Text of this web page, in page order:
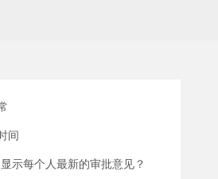
间
示每个人最新的审批意见？